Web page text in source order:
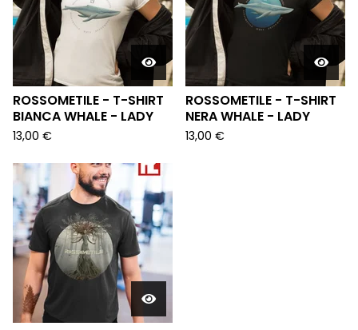
ROSSOMETILE - T-SHIRT
BIANCA WHALE - LADY
13,00 €
ROSSOMETILE - T-SHIRT
NERA WHALE - LADY
13,00 €